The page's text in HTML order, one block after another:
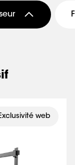
web